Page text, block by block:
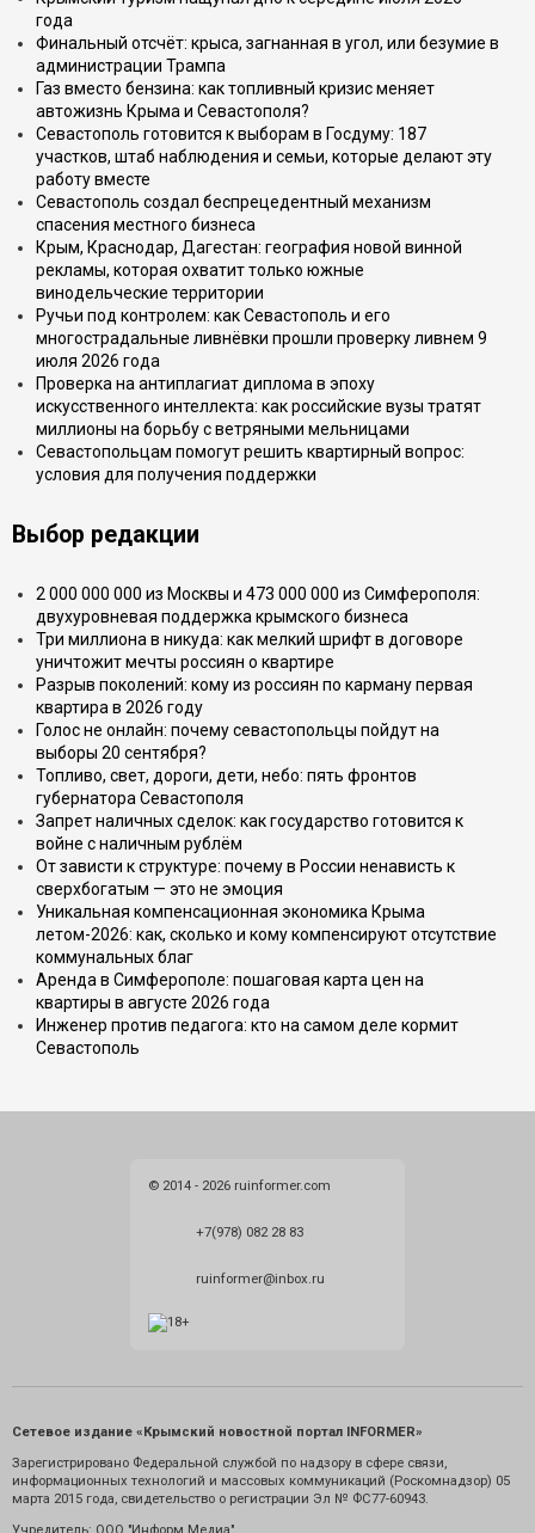
года
Финальный отсчёт: крыса, загнанная в угол, или безумие в
администрации Трампа
Газ вместо бензина: как топливный кризис меняет
автожизнь Крыма и Севастополя?
Севастополь готовится к выборам в Госдуму: 187
участков, штаб наблюдения и семьи, которые делают эту
работу вместе
Севастополь создал беспрецедентный механизм
спасения местного бизнеса
Крым, Краснодар, Дагестан: география новой винной
рекламы, которая охватит только южные
винодельческие территории
Ручьи под контролем: как Севастополь и его
многострадальные ливнёвки прошли проверку ливнем 9
июля 2026 года
Проверка на антиплагиат диплома в эпоху
искусственного интеллекта: как российские вузы тратят
миллионы на борьбу с ветряными мельницами
Севастопольцам помогут решить квартирный вопрос:
условия для получения поддержки
Выбор редакции
2 000 000 000 из Москвы и 473 000 000 из Симферополя:
двухуровневая поддержка крымского бизнеса
Три миллиона в никуда: как мелкий шрифт в договоре
уничтожит мечты россиян о квартире
Разрыв поколений: кому из россиян по карману первая
квартира в 2026 году
Голос не онлайн: почему севастопольцы пойдут на
выборы 20 сентября?
Топливо, свет, дороги, дети, небо: пять фронтов
губернатора Севастополя
Запрет наличных сделок: как государство готовится к
войне с наличным рублём
От зависти к структуре: почему в России ненависть к
сверхбогатым — это не эмоция
Уникальная компенсационная экономика Крыма
летом-2026: как, сколько и кому компенсируют отсутствие
коммунальных благ
Аренда в Симферополе: пошаговая карта цен на
квартиры в августе 2026 года
Инженер против педагога: кто на самом деле кормит
Севастополь
© 2014 - 2026 ruinformer.com
+7(978) 082 28 83
ruinformer@inbox.ru
Сетевое издание «Крымский новостной портал INFORMER»
Зарегистрировано Федеральной службой по надзору в сфере связи,
информационных технологий и массовых коммуникаций (Роскомнадзор) 05
марта 2015 года, свидетельство о регистрации Эл № ФС77-60943.